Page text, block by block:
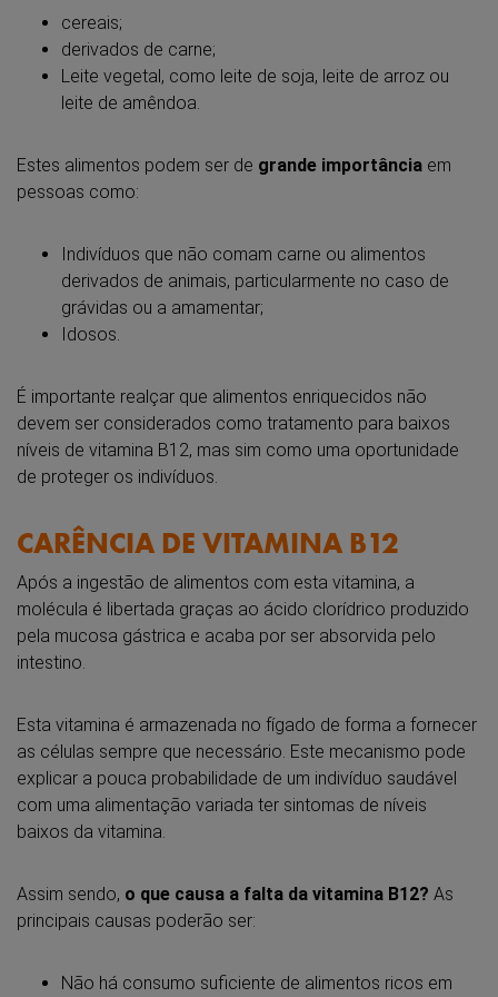
cereais;
derivados de carne;
Leite vegetal, como leite de soja, leite de arroz ou
leite de amêndoa.
Estes alimentos podem ser de grande importância em
pessoas como:
Indivíduos que não comam carne ou alimentos
derivados de animais, particularmente no caso de
grávidas ou a amamentar;
Idosos.
É importante realçar que alimentos enriquecidos não
devem ser considerados como tratamento para baixos
níveis de vitamina B12, mas sim como uma oportunidade
de proteger os indivíduos.
CARÊNCIA DE VITAMINA B12
Após a ingestão de alimentos com esta vitamina, a
molécula é libertada graças ao ácido clorídrico produzido
pela mucosa gástrica e acaba por ser absorvida pelo
intestino.
Esta vitamina é armazenada no fígado de forma a fornecer
as células sempre que necessário. Este mecanismo pode
explicar a pouca probabilidade de um indivíduo saudável
com uma alimentação variada ter sintomas de níveis
baixos da vitamina.
Assim sendo, o que causa a falta da vitamina B12? As
principais causas poderão ser:
Não há consumo suficiente de alimentos ricos em